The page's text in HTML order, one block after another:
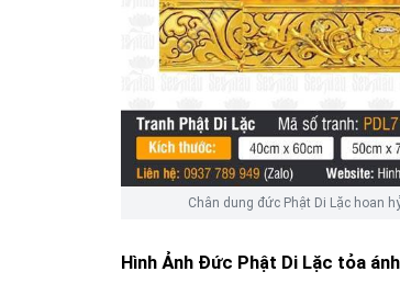
Chân dung đức Phật Di Lặc hoan
Hình Ảnh Đức Phật Di Lặc tỏa